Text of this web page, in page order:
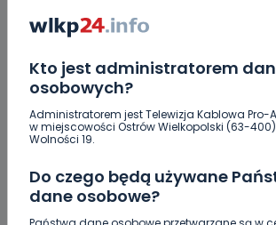
Kto jest administratorem
osobowych?
Administratorem jest Telewizja Kablowa Pro-
w miejscowości Ostrów Wielkopolski (63-
Wolności 19.
Do czego będą używane
dane osobowe?
06.08.2026 17:05
Jak prawidłowo
Zderzenie kilku aut na DK25. Duże
Zaginiona nastolatka. Policja
informacje